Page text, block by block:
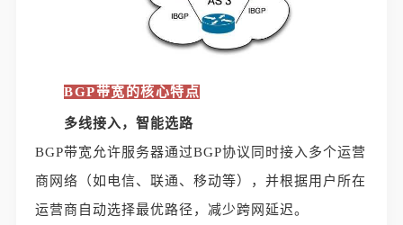
BGP带宽的核心特点
多线接入，智能选路
BGP带宽允许服务器通过BGP协议同时接入多个运营
商网络（如电信、联通、移动等），并根据用户所在
运营商自动选择最优路径，减少跨网延迟。